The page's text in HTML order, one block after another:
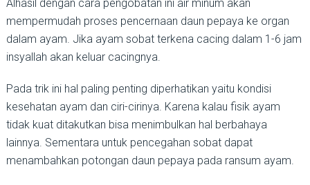
Alhasil dengan cara pengobatan ini air minum akan
mempermudah proses pencernaan daun pepaya ke organ
dalam ayam. Jika ayam sobat terkena cacing dalam 1-6 jam
insyallah akan keluar cacingnya.
Pada trik ini hal paling penting diperhatikan yaitu kondisi
kesehatan ayam dan ciri-cirinya. Karena kalau fisik ayam
tidak kuat ditakutkan bisa menimbulkan hal berbahaya
lainnya. Sementara untuk pencegahan sobat dapat
menambahkan potongan daun pepaya pada ransum ayam.